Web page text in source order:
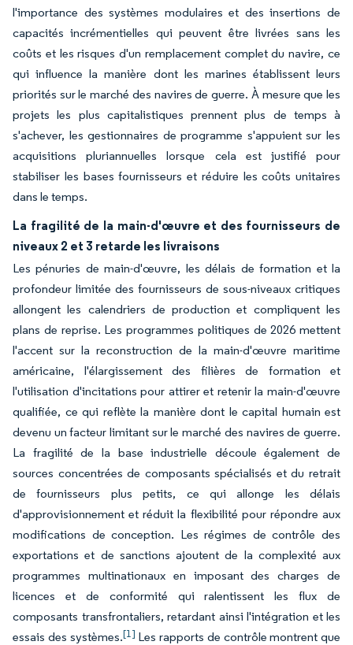
l'importance des systèmes modulaires et des insertions de
capacités incrémentielles qui peuvent être livrées sans les
coûts et les risques d'un remplacement complet du navire, ce
qui influence la manière dont les marines établissent leurs
priorités sur le marché des navires de guerre. À mesure que les
projets les plus capitalistiques prennent plus de temps à
s'achever, les gestionnaires de programme s'appuient sur les
acquisitions pluriannuelles lorsque cela est justifié pour
stabiliser les bases fournisseurs et réduire les coûts unitaires
dans le temps.
La fragilité de la main-d'œuvre et des fournisseurs de
niveaux 2 et 3 retarde les livraisons
Les pénuries de main-d'œuvre, les délais de formation et la
profondeur limitée des fournisseurs de sous-niveaux critiques
allongent les calendriers de production et compliquent les
plans de reprise. Les programmes politiques de 2026 mettent
l'accent sur la reconstruction de la main-d'œuvre maritime
américaine, l'élargissement des filières de formation et
l'utilisation d'incitations pour attirer et retenir la main-d'œuvre
qualifiée, ce qui reflète la manière dont le capital humain est
devenu un facteur limitant sur le marché des navires de guerre.
La fragilité de la base industrielle découle également de
sources concentrées de composants spécialisés et du retrait
de fournisseurs plus petits, ce qui allonge les délais
d'approvisionnement et réduit la flexibilité pour répondre aux
modifications de conception. Les régimes de contrôle des
exportations et de sanctions ajoutent de la complexité aux
programmes multinationaux en imposant des charges de
licences et de conformité qui ralentissent les flux de
composants transfrontaliers, retardant ainsi l'intégration et les
essais des systèmes.[1] Les rapports de contrôle montrent que